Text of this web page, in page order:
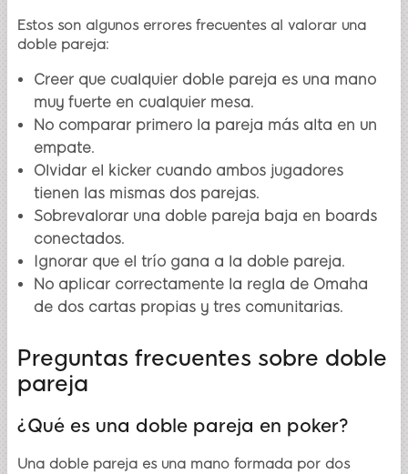
Estos son algunos errores frecuentes al valorar una
doble pareja:
Creer que cualquier doble pareja es una mano
muy fuerte en cualquier mesa.
No comparar primero la pareja más alta en un
empate.
Olvidar el kicker cuando ambos jugadores
tienen las mismas dos parejas.
Sobrevalorar una doble pareja baja en boards
conectados.
Ignorar que el trío gana a la doble pareja.
No aplicar correctamente la regla de Omaha
de dos cartas propias y tres comunitarias.
Preguntas frecuentes sobre doble
pareja
¿Qué es una doble pareja en poker?
Una doble pareja es una mano formada por dos